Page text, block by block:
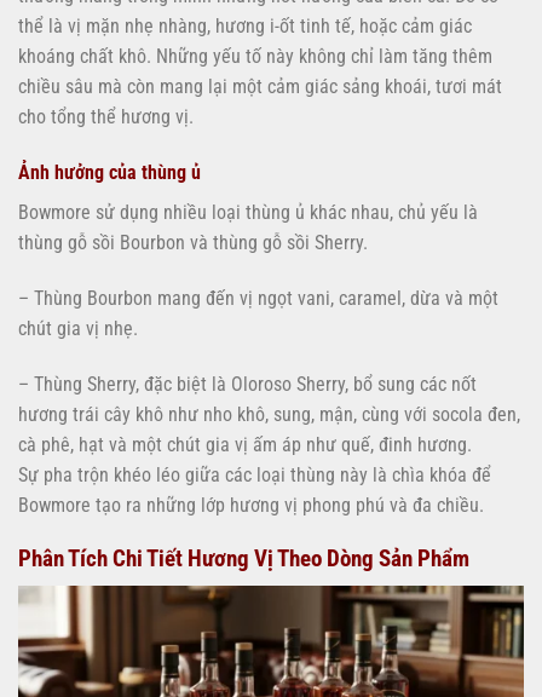
thể là vị mặn nhẹ nhàng, hương i-ốt tinh tế, hoặc cảm giác
khoáng chất khô. Những yếu tố này không chỉ làm tăng thêm
chiều sâu mà còn mang lại một cảm giác sảng khoái, tươi mát
cho tổng thể hương vị.
Ảnh hưởng của thùng ủ
Bowmore sử dụng nhiều loại thùng ủ khác nhau, chủ yếu là
thùng gỗ sồi Bourbon và thùng gỗ sồi Sherry.
– Thùng Bourbon mang đến vị ngọt vani, caramel, dừa và một
chút gia vị nhẹ.
– Thùng Sherry, đặc biệt là Oloroso Sherry, bổ sung các nốt
hương trái cây khô như nho khô, sung, mận, cùng với socola đen,
cà phê, hạt và một chút gia vị ấm áp như quế, đinh hương.
Sự pha trộn khéo léo giữa các loại thùng này là chìa khóa để
Bowmore tạo ra những lớp hương vị phong phú và đa chiều.
Phân Tích Chi Tiết Hương Vị Theo Dòng Sản Phẩm